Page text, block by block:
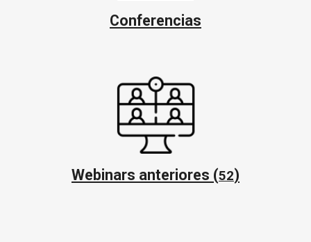
Conferencias
Webinars anteriores (52)